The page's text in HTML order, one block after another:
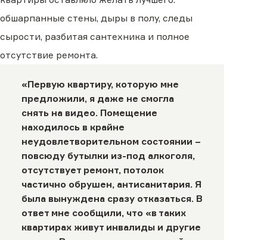
обшарпанные стены, дыры в полу, следы
сырости, разбитая сантехника и полное
отсутствие ремонта.
«Первую квартиру, которую мне
предложили, я даже не смогла
снять на видео. Помещение
находилось в крайне
неудовлетворительном состоянии –
повсюду бутылки из-под алкоголя,
отсутствует ремонт, потолок
частично обрушен, антисанитария. Я
была вынуждена сразу отказаться. В
ответ мне сообщили, что «в таких
квартирах живут инвалиды и другие